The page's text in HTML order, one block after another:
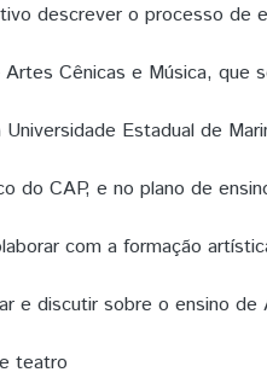
descrever o processo de
Cênicas e Música, que
Estadual de
do CAP, e no plano de
com a formação
e discutir sobre o ensino de
teatro